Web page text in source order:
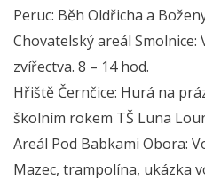
Peruc: Běh Oldřicha a
Chovatelský areál Smolnice:
zvířectva. 8 – 14 hod.
Hřiště Černčice: Hurá na
školním rokem TŠ Luna
Areál Pod Babkami Obora:
Mazec, trampolína, ukázka